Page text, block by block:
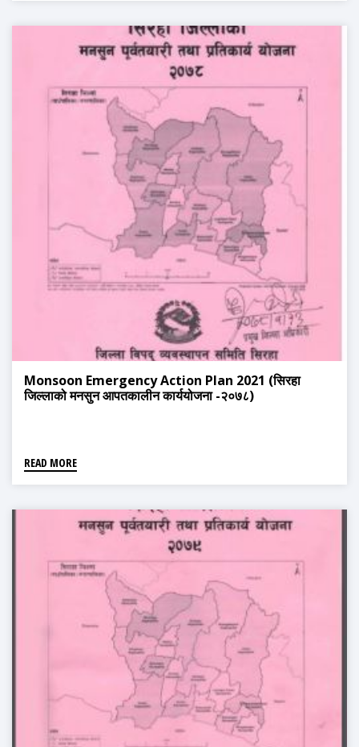
Monsoon Emergency Action Plan 2021 (सिरहा
जिल्लाको मनसुन आपतकालीन कार्ययोजना -२०७८)
READ MORE